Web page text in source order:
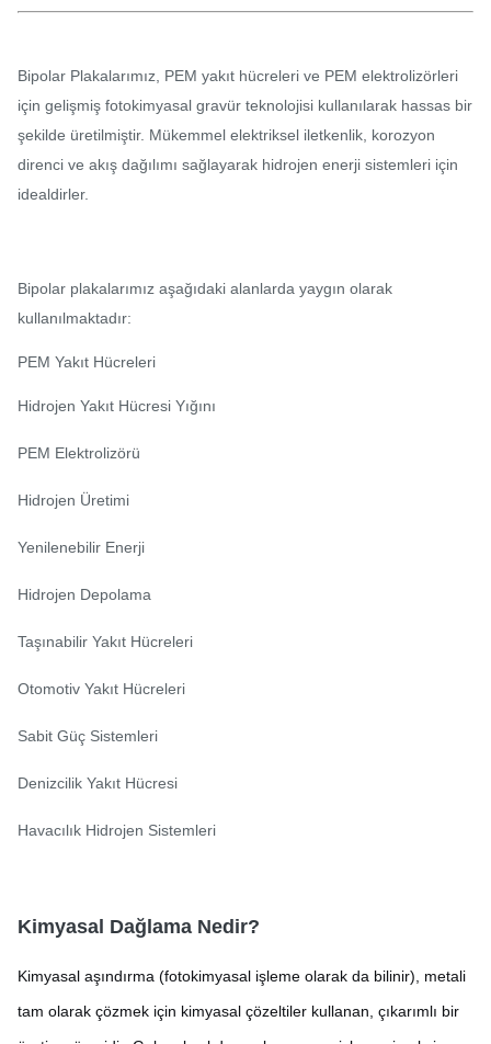
Bipolar Plakalarımız, PEM yakıt hücreleri ve PEM elektrolizörleri
için gelişmiş fotokimyasal gravür teknolojisi kullanılarak hassas bir
şekilde üretilmiştir. Mükemmel elektriksel iletkenlik, korozyon
direnci ve akış dağılımı sağlayarak hidrojen enerji sistemleri için
idealdirler.
Bipolar plakalarımız aşağıdaki alanlarda yaygın olarak
kullanılmaktadır:
PEM Yakıt Hücreleri
Hidrojen Yakıt Hücresi Yığını
PEM Elektrolizörü
Hidrojen Üretimi
Yenilenebilir Enerji
Hidrojen Depolama
Taşınabilir Yakıt Hücreleri
Otomotiv Yakıt Hücreleri
Sabit Güç Sistemleri
Denizcilik Yakıt Hücresi
Havacılık Hidrojen Sistemleri
Kimyasal Dağlama Nedir?
Kimyasal aşındırma (fotokimyasal işleme olarak da bilinir), metali
tam olarak çözmek için kimyasal çözeltiler kullanan, çıkarımlı bir